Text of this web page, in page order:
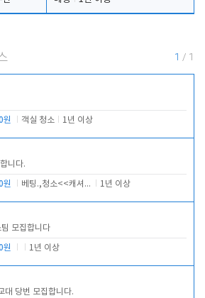
1 / 1
객실 청소 1년 이상
니다.
베팅.,청소<<캐셔 모셔봅니다. 1년 이상
모집합니다
1년 이상
대 당번 모집합니다.